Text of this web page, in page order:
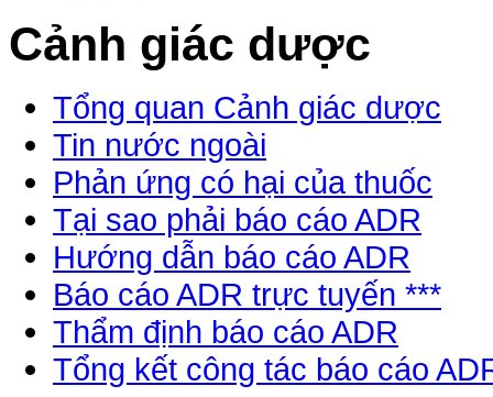
Cảnh giác dược
Tổng quan Cảnh giác dược
Tin nước ngoài
Phản ứng có hại của thuốc
Tại sao phải báo cáo ADR
Hướng dẫn báo cáo ADR
Báo cáo ADR trực tuyến ***
Thẩm định báo cáo ADR
Tổng kết công tác báo cáo